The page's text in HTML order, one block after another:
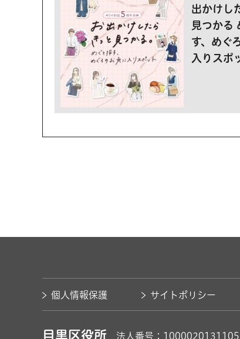
出かけし
見つかる
す、めぐ
入りスポ
個人情報保護 サイトポリシー
目黒区役所 法人番号：1000020131105